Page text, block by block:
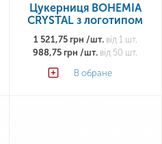
Цукерниця BOHEMIA
CRYSTAL з логотипом
1 521,75 грн /шт.від 1 шт.
988,75 грн /шт. від 50 шт.
В обране